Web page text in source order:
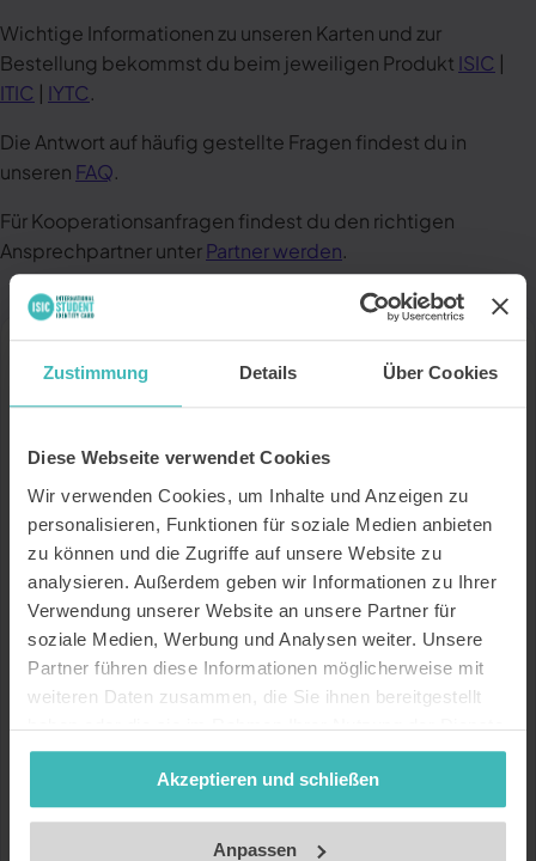
Zustimmung Details Über Cookies
Diese Webseite verwendet Cookies
Wir verwenden Cookies, um Inhalte und Anzeigen zu
personalisieren, Funktionen für soziale Medien anbieten
zu können und die Zugriffe auf unsere Website zu
analysieren. Außerdem geben wir Informationen zu Ihrer
Verwendung unserer Website an unsere Partner für
soziale Medien, Werbung und Analysen weiter. Unsere
Partner führen diese Informationen möglicherweise mit
weiteren Daten zusammen, die Sie ihnen bereitgestellt
haben oder die sie im Rahmen Ihrer Nutzung der Dienste
gesammelt haben. Unsere Datenschutzerklärung finden
Impressum
Akzeptieren und schließen
Anpassen
Wichtige Informationen zu unseren Karten und zur
Bestellung bekommst du beim jeweiligen Produkt ISIC
ITIC
IYTC.
Die Antwort auf häufig gestellte Fragen findest du in
unseren FAQ.
Für Kooperationsanfragen findest du den richtigen
Ansprechpartner unterPartner werden.
Name und Nachname
E-Mail
Betreff
Kartennummer